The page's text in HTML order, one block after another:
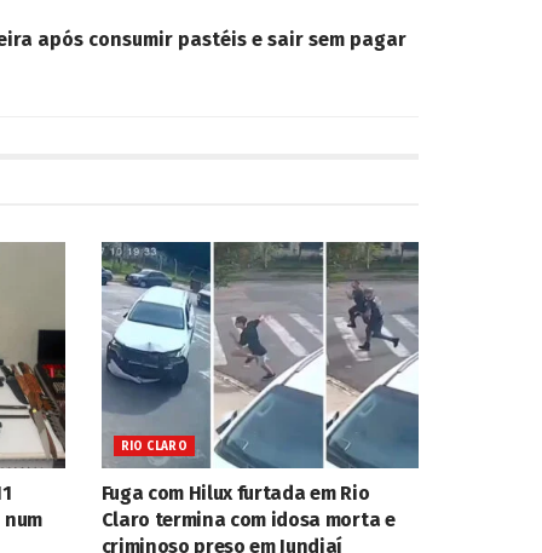
após consumir pastéis e sair sem pagar
RIO CLARO
Fuga com Hilux furtada em Rio
Claro termina com idosa morta e
criminoso preso em Jundiaí